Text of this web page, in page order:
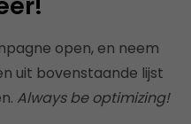
open, en neem
uit bovenstaande lijst
Always be optimizing!